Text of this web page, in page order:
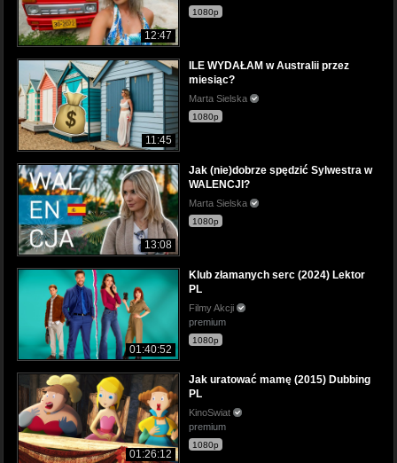
12:47
1080p
11:45
ILE WYDAŁAM w Australii przez
miesiąc?
Marta Sielska
1080p
13:08
Jak (nie)dobrze spędzić Sylwestra w
WALENCJI?
Marta Sielska
1080p
01:40:52
Klub złamanych serc (2024) Lektor
PL
Filmy Akcji
premium
1080p
01:26:12
Jak uratować mamę (2015) Dubbing
PL
KinoSwiat
premium
1080p